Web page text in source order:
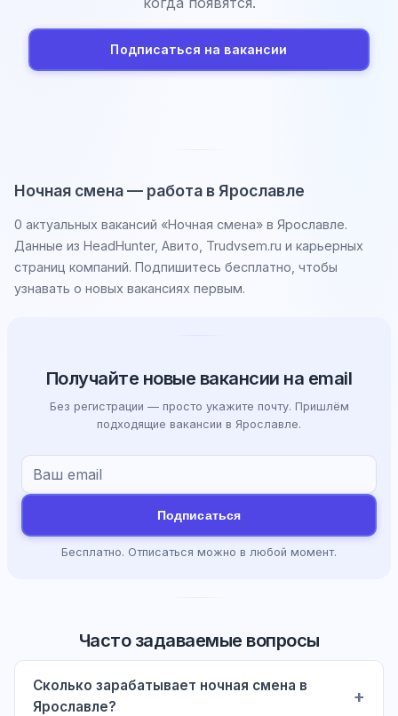
Подписаться на вакансии
Ночная смена — работа в Ярославле
0 актуальных вакансий «Ночная смена» в Ярославле.
Данные из HeadHunter, Авито, Trudvsem.ru и карьерных
страниц компаний. Подпишитесь бесплатно, чтобы
узнавать о новых вакансиях первым.
Получайте новые вакансии на email
Без регистрации — просто укажите почту. Пришлём
подходящие вакансии в Ярославле.
Подписаться
Бесплатно. Отписаться можно в любой момент.
Часто задаваемые вопросы
Сколько зарабатывает ночная смена в
Ярославле?